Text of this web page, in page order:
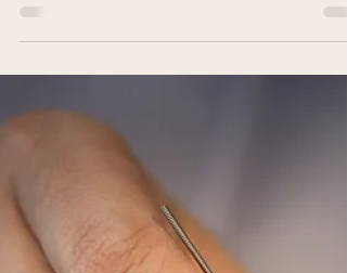
Les douleurs au niveau des bras, des poignets et
des mains sont fréquentes. Elles touchent
affections les plus courantes, on trouve le Tennis
Elbow, le Golf Elbow et la tendinite de De
Quervain. Ces douleurs peuvent devenir un vrai
frein dans la vie quotidienne, rendant difficiles
gestes simples comme saisir un objet, porter un